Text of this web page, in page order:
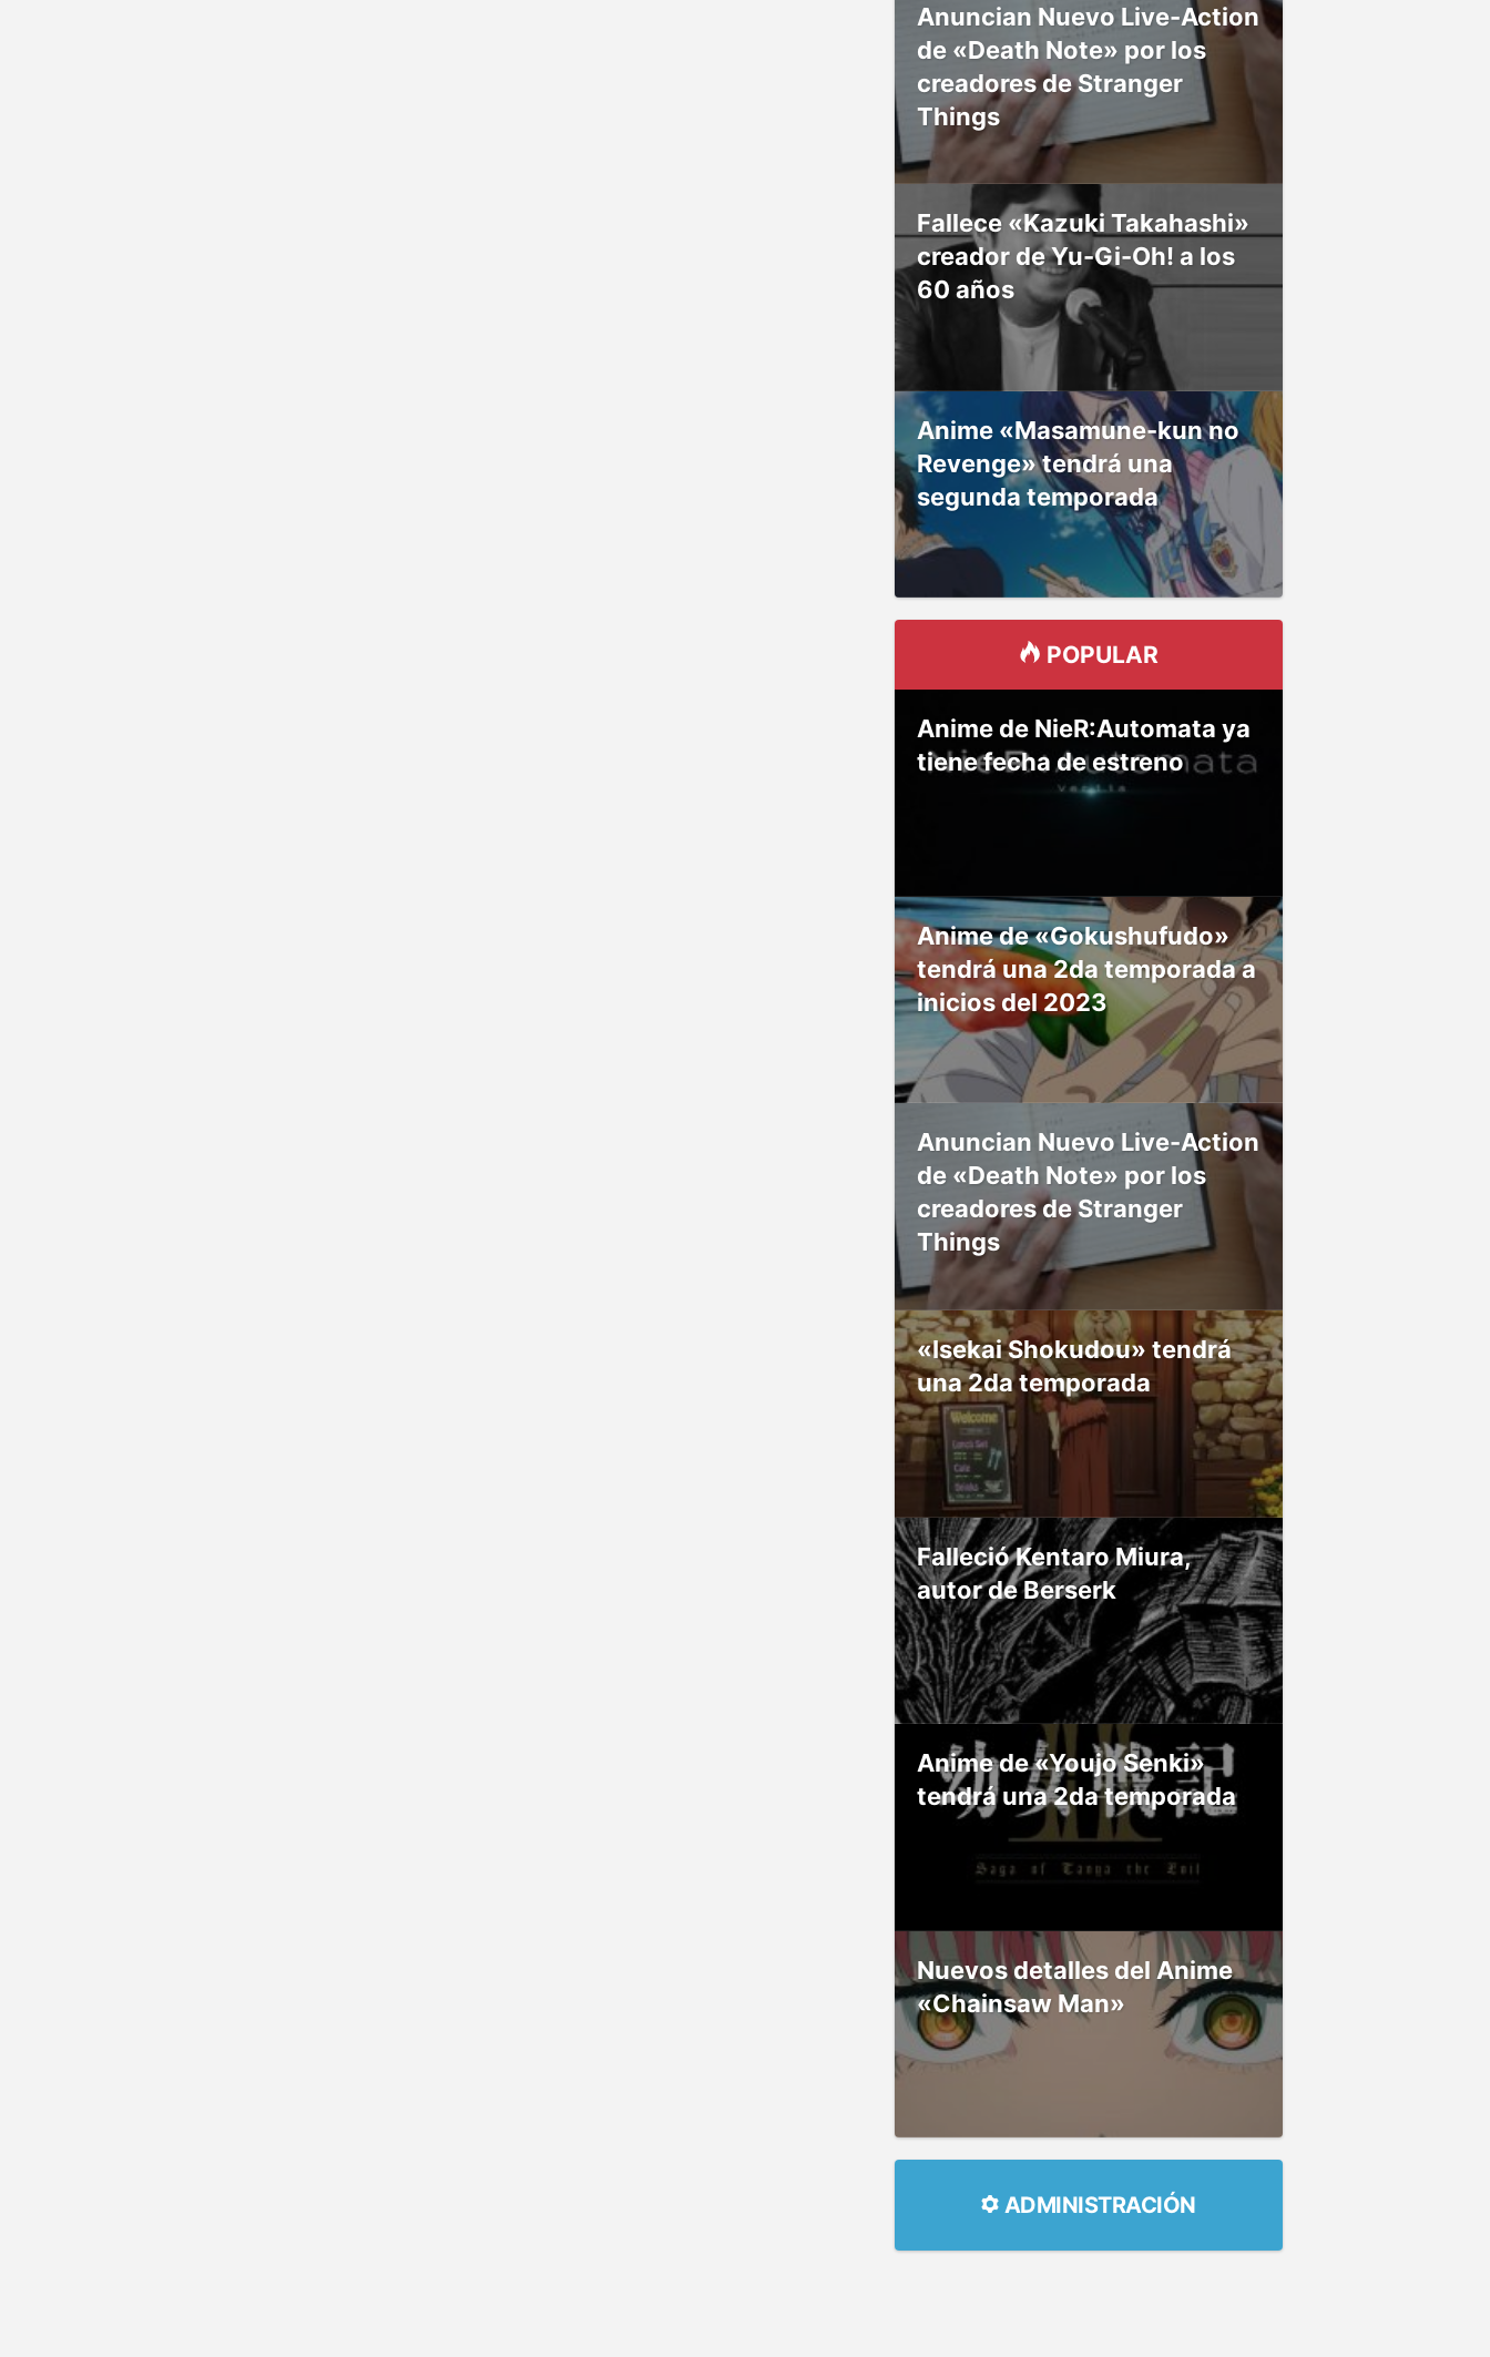
Anuncian Nuevo Live-Action
de «Death Note» por los
creadores de Stranger
Things
Fallece «Kazuki Takahashi»
creador de Yu-Gi-Oh! a los
60 años
Anime «Masamune-kun no
Revenge» tendrá una
segunda temporada
POPULAR
Anime de NieR:Automata ya
tiene fecha de estreno
Anime de «Gokushufudo»
tendrá una 2da temporada a
inicios del 2023
Anuncian Nuevo Live-Action
de «Death Note» por los
creadores de Stranger
Things
«Isekai Shokudou» tendrá
una 2da temporada
Falleció Kentaro Miura,
autor de Berserk
Anime de «Youjo Senki»
tendrá una 2da temporada
Nuevos detalles del Anime
«Chainsaw Man»
ADMINISTRACIÓN